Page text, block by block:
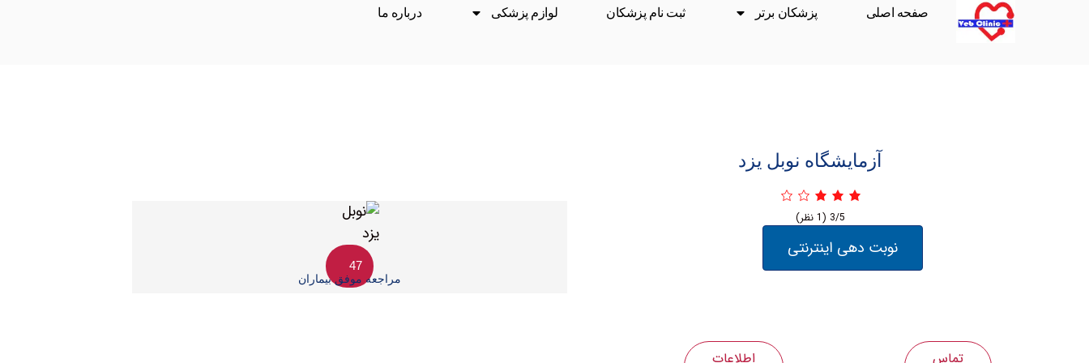
صفحه اصلی پزشکان برتر ثبت نام پزشکان لوازم پزشکی درباره ما
آزمایشگاه نوبل یزد
3/5 (1 نظر)
نوبت دهی اینترنتی
تماس اطلاعات
47
مراجعه موفق بیماران